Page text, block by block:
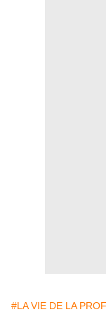
#LA VIE DE LA